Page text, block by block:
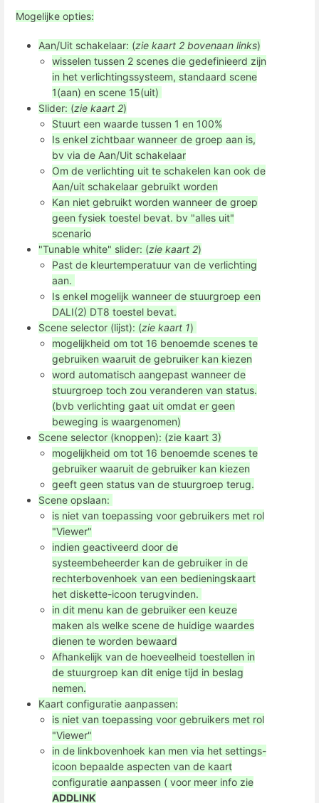
Mogelijke opties:
Aan/Uit schakelaar: (zie kaart 2 bovenaan links)
wisselen tussen 2 scenes die gedefinieerd zijn
in het verlichtingssysteem, standaard scene
1(aan) en scene 15(uit)
Slider: (zie kaart 2)
Stuurt een waarde tussen 1 en 100%
Is enkel zichtbaar wanneer de groep aan is,
bv via de Aan/Uit schakelaar
Om de verlichting uit te schakelen kan ook de
Aan/uit schakelaar gebruikt worden
Kan niet gebruikt worden wanneer de groep
geen fysiek toestel bevat. bv "alles uit"
scenario
"Tunable white" slider: (zie kaart 2)
Past de kleurtemperatuur van de verlichting
aan.
Is enkel mogelijk wanneer de stuurgroep een
DALI(2) DT8 toestel bevat.
Scene selector (lijst): (zie kaart 1)
mogelijkheid om tot 16 benoemde scenes te
gebruiken waaruit de gebruiker kan kiezen
word automatisch aangepast wanneer de
stuurgroep toch zou veranderen van status.
(bvb verlichting gaat uit omdat er geen
beweging is waargenomen)
Scene selector (knoppen): (zie kaart 3)
mogelijkheid om tot 16 benoemde scenes te
gebruiker waaruit de gebruiker kan kiezen
geeft geen status van de stuurgroep terug.
Scene opslaan:
is niet van toepassing voor gebruikers met rol
"Viewer"
indien geactiveerd door de
systeembeheerder kan de gebruiker in de
rechterbovenhoek van een bedieningskaart
het diskette-icoon terugvinden.
in dit menu kan de gebruiker een keuze
maken als welke scene de huidige waardes
dienen te worden bewaard
Afhankelijk van de hoeveelheid toestellen in
de stuurgroep kan dit enige tijd in beslag
nemen.
Kaart configuratie aanpassen:
is niet van toepassing voor gebruikers met rol
"Viewer"
in de linkbovenhoek kan men via het settings-
icoon bepaalde aspecten van de kaart
configuratie aanpassen ( voor meer info zie
ADDLINK